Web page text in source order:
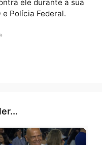
de ser uma voz,
voz!”, diz Roberto
político
após ele ser